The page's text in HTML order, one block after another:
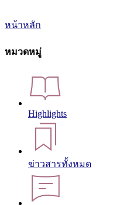
หน้าหลัก
หมวดหมู่
Highlights
ข่าวสารทั้งหมด